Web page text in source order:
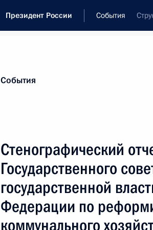
Президент России События
Новости
Послания Федеральному Собранию
Заявления по важнейшим вопросам
Совещания, заседания, рабочие встречи
Речи и обращения
События
Стенографический
Государственного
государственной
Федерации по
коммунального